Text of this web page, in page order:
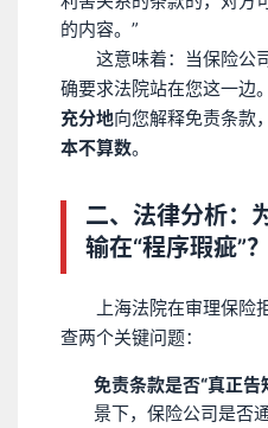
的内容。”
这意味着：当保险公
确要求法院站在您这一边
充分地向您解释免责条款
本不算数。
二、法律分析：
输在“程序瑕疵”？
上海法院在审理保险
查两个关键问题：
免责条款是否“真正告
景下，保险公司是否